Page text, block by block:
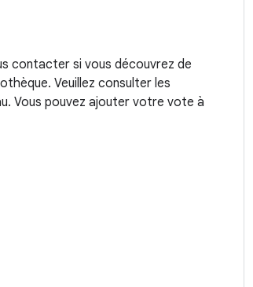
contacter si vous découvrez de
Veuillez consulter les
Vous pouvez ajouter votre vote à